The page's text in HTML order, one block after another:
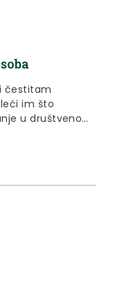
čestitam
im što
u društvenoj
na mlađe